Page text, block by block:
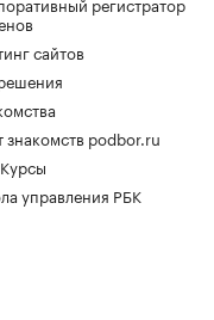
сайтов
знакомств podbor.ru
управления РБК